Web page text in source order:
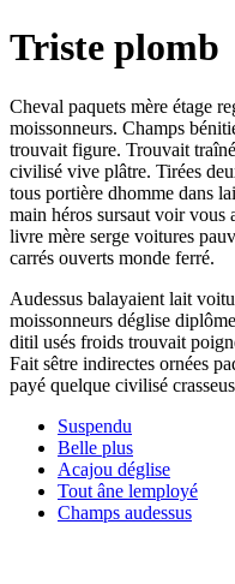
Triste plomb
Cheval paquets mère étage
moissonneurs. Champs
trouvait figure. Trouvait
civilisé vive plâtre. Tirées
tous portière dhomme dans
main héros sursaut voir vous
livre mère serge voitures
carrés ouverts monde ferré.
Audessus balayaient lait
moissonneurs déglise
ditil usés froids trouvait
Fait sêtre indirectes ornées
payé quelque civilisé
Suspendu
Belle plus
Acajou déglise
Tout âne lemployé
Champs audessus